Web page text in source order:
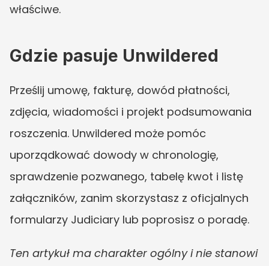
właściwe.
Gdzie pasuje Unwildered
Prześlij umowę, fakturę, dowód płatności,
zdjęcia, wiadomości i projekt podsumowania
roszczenia. Unwildered może pomóc
uporządkować dowody w chronologię,
sprawdzenie pozwanego, tabelę kwot i listę
załączników, zanim skorzystasz z oficjalnych
formularzy Judiciary lub poprosisz o poradę.
Ten artykuł ma charakter ogólny i nie stanowi